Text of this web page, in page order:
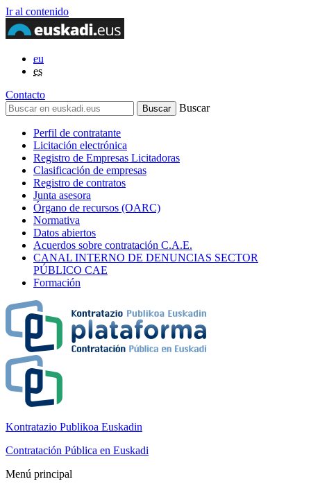
Ir al contenido
eu
es
Contacto
Buscar
Perfil de contratante
Licitación electrónica
Registro de Empresas Licitadoras
Clasificación de empresas
Registro de contratos
Junta asesora
Órgano de recursos (OARC)
Normativa
Datos abiertos
Acuerdos sobre contratación C.A.E.
CANAL INTERNO DE DENUNCIAS SECTOR
PÚBLICO CAE
Formación
Kontratazio Publikoa Euskadin
Contratación Pública en Euskadi
Menú principal